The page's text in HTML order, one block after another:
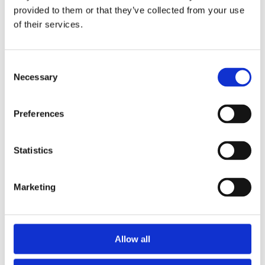
provided to them or that they’ve collected from your use
of their services.
Selection
Necessary
Preferences
Statistics
Marketing
Allow all
РУЛЬОВЕ УПРАВЛІННЯ ДЛЯ
Агрегати рульового управління (46)